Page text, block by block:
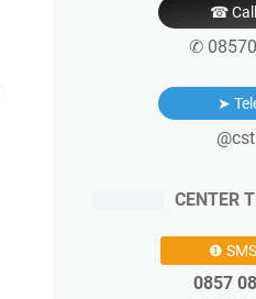
☎ Call
✆
➤
CENTER
❶
0857